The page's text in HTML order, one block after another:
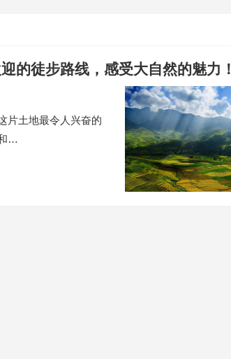
的徒步路线，感受大自然的魅力！
片土地最令人兴奋的
…